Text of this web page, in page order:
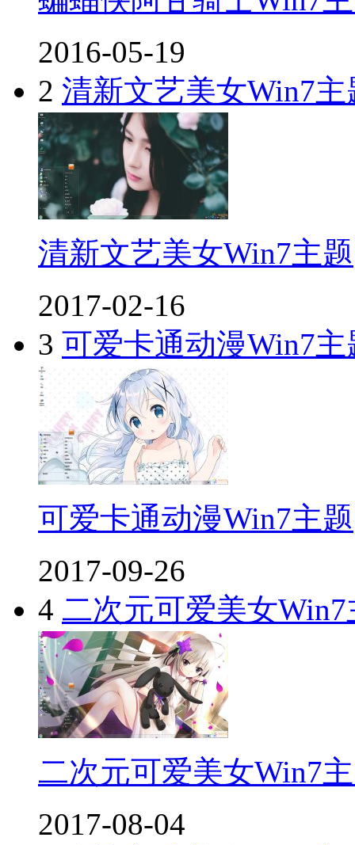
2016-05-19
2 清新文艺美女Win7主
清新文艺美女Win7主题
2017-02-16
3 可爱卡通动漫Win7主
可爱卡通动漫Win7主题
2017-09-26
4 二次元可爱美女Win7
二次元可爱美女Win7
2017-08-04